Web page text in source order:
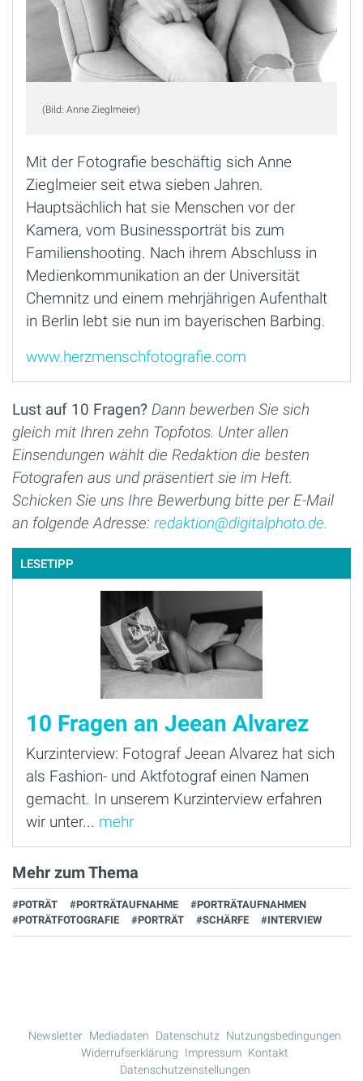
(Bild: Anne Zieglmeier)
Mit der Fotografie beschäftig sich Anne
Zieglmeier seit etwa sieben Jahren.
Hauptsächlich hat sie Menschen vor der
Kamera, vom Businessporträt bis zum
Familienshooting. Nach ihrem Abschluss in
Medienkommunikation an der Universität
Chemnitz und einem mehrjährigen Aufenthalt
in Berlin lebt sie nun im bayerischen Barbing.
www.herzmenschfotografie.com
Lust auf 10 Fragen? Dann bewerben Sie sich
gleich mit Ihren zehn Topfotos. Unter allen
Einsendungen wählt die Redaktion die besten
Fotografen aus und präsentiert sie im Heft.
Schicken Sie uns Ihre Bewerbung bitte per E-Mail
an folgende Adresse: redaktion@digitalphoto.de.
LESETIPP
10 Fragen an Jeean Alvarez
Kurzinterview: Fotograf Jeean Alvarez hat sich
als Fashion- und Aktfotograf einen Namen
gemacht. In unserem Kurzinterview erfahren
wir unter... mehr
Mehr zum Thema
#POTRÄT #PORTRÄTAUFNAHME
#PORTRÄTAUFNAHMEN
#POTRÄTFOTOGRAFIE
#PORTRÄT #SCHÄRFE #INTERVIEW
Newsletter Mediadaten Datenschutz
Nutzungsbedingungen
Widerrufserklärung
Impressum Kontakt
Datenschutzeinstellungen